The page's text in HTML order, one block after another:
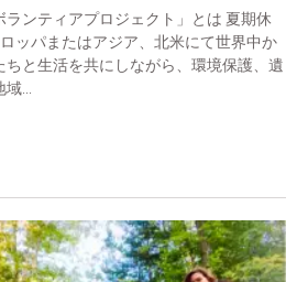
ンティアプロジェクト」とは 夏期休
ッパまたはアジア、北米にて世界中か
ちと生活を共にしながら、環境保護、遺
...